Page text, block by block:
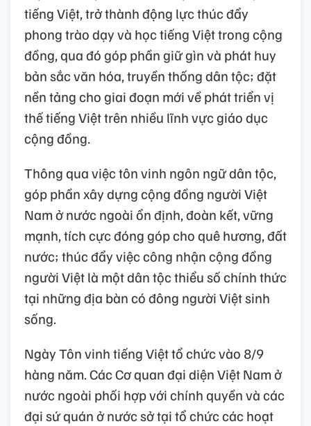
tiếng Việt, trở thành động lực thúc đẩy
phong trào dạy và học tiếng Việt trong cộng
đồng, qua đó góp phần giữ gìn và phát huy
bản sắc văn hóa, truyền thống dân tộc; đặt
nền tảng cho giai đoạn mới về phát triển vị
thế tiếng Việt trên nhiều lĩnh vực giáo dục
cộng đồng.
Thông qua việc tôn vinh ngôn ngữ dân tộc,
góp phần xây dựng cộng đồng người Việt
Nam ở nước ngoài ổn định, đoàn kết, vững
mạnh, tích cực đóng góp cho quê hương, đất
nước; thúc đẩy việc công nhận cộng đồng
người Việt là một dân tộc thiểu số chính thức
tại những địa bàn có đông người Việt sinh
sống.
Ngày Tôn vinh tiếng Việt tổ chức vào 8/9
hàng năm. Các Cơ quan đại diện Việt Nam ở
nước ngoài phối hợp với chính quyền và các
đại sứ quán ở nước sở tại tổ chức các hoạt